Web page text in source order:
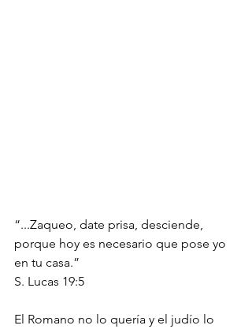
“...Zaqueo, date prisa, desciende,
porque hoy es necesario que pose yo
en tu casa.”
‭‭S. Lucas‬ ‭19:5‬ ‭
El Romano no lo quería y el judío lo